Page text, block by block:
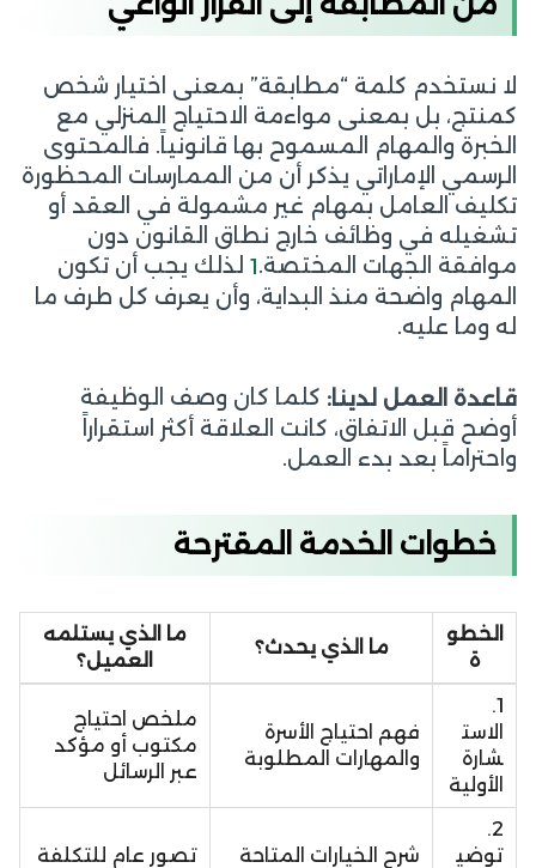
لا نستخدم كلمة “مطابقة” بمعنى اختيار شخص
كمنتج، بل بمعنى مواءمة الاحتياج المنزلي مع
الخبرة والمهام المسموح بها قانونياً. فالمحتوى
الرسمي الإماراتي يذكر أن من الممارسات المحظورة
تكليف العامل بمهام غير مشمولة في العقد أو
تشغيله في وظائف خارج نطاق القانون دون
موافقة الجهات المختصة.1لذلك يجب أن تكون
المهام واضحة منذ البداية، وأن يعرف كل طرف ما
له وما عليه.
قاعدة العمل لدينا: كلما كان وصف الوظيفة
أوضح قبل الاتفاق، كانت العلاقة أكثر استقراراً
واحتراماً بعد بدء العمل.
خطوات الخدمة المقترحة
الخطو
ة
ما الذي يحدث؟
ما الذي يستلمه
العميل؟
1.
الاست
شارة
الأولية
فهم احتياج الأسرة
والمهارات المطلوبة
ملخص احتياج
مكتوب أو مؤكد
عبر الرسائل
2.
توضي
شرح الخيارات المتاحة
تصور عام للتكلفة